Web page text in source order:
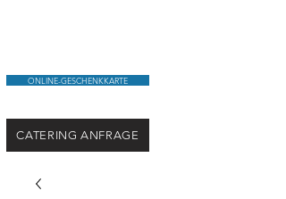
ONLINE-GESCHENKKARTE
CATERING ANFRAGE